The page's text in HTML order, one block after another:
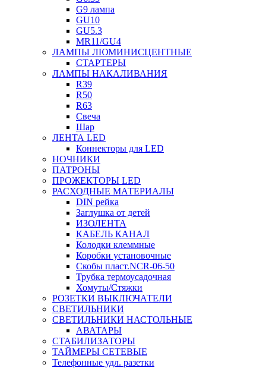
G9 лампа
GU10
GU5.3
MR11/GU4
ЛАМПЫ ЛЮМИНИСЦЕНТНЫЕ
СТАРТЕРЫ
ЛАМПЫ НАКАЛИВАНИЯ
R39
R50
R63
Свеча
Шар
ЛЕНТА LED
Коннекторы для LED
НОЧНИКИ
ПАТРОНЫ
ПРОЖЕКТОРЫ LED
РАСХОДНЫЕ МАТЕРИАЛЫ
DIN рейка
Заглушка от детей
ИЗОЛЕНТА
КАБЕЛЬ КАНАЛ
Колодки клеммные
Коробки установочные
Скобы пласт.NCR-06-50
Трубка термоусадочная
Хомуты/Стяжки
РОЗЕТКИ ВЫКЛЮЧАТЕЛИ
СВЕТИЛЬНИКИ
СВЕТИЛЬНИКИ НАСТОЛЬНЫЕ
АВАТАРЫ
СТАБИЛИЗАТОРЫ
ТАЙМЕРЫ СЕТЕВЫЕ
Телефонные удл. разетки